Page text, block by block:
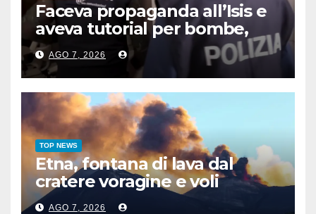
Faceva propaganda all’Isis e
aveva tutorial per bombe,
arrestato 16enne a Como
AGO 7, 2026
TOP NEWS
Etna, fontana di lava dal
cratere voragine e voli
dirottati
AGO 7, 2026